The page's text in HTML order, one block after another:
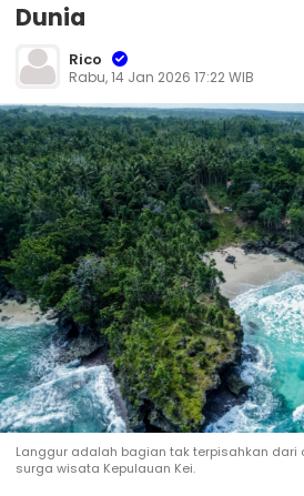
Dunia
Rico
Rabu, 14 Jan 2026 17:22 WIB
Langgur adalah bagian tak terpisahkan dari
surga wisata Kepulauan Kei.